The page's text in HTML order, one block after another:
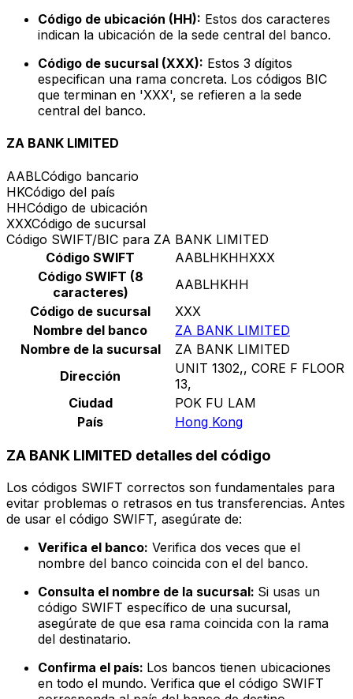
Código de ubicación (HH): Estos dos caracteres
indican la ubicación de la sede central del banco.
Código de sucursal (XXX): Estos 3 dígitos
especifican una rama concreta. Los códigos BIC
que terminan en 'XXX', se refieren a la sede
central del banco.
ZA BANK LIMITED
AABLCódigo bancario
HKCódigo del país
HHCódigo de ubicación
XXXCódigo de sucursal
Código SWIFT/BIC para ZA BANK LIMITED
Código SWIFT
AABLHKHHXXX
Código SWIFT (8
caracteres)
AABLHKHH
Código de sucursal
XXX
Nombre del banco
ZA BANK LIMITED
Nombre de la sucursal
ZA BANK LIMITED
Dirección
UNIT 1302,, CORE F FLOOR
13,
Ciudad
POK FU LAM
País
Hong Kong
ZA BANK LIMITED detalles del código
Los códigos SWIFT correctos son fundamentales para
evitar problemas o retrasos en tus transferencias. Antes
de usar el código SWIFT, asegúrate de:
Verifica el banco: Verifica dos veces que el
nombre del banco coincida con el del banco.
Consulta el nombre de la sucursal: Si usas un
código SWIFT específico de una sucursal,
asegúrate de que esa rama coincida con la rama
del destinatario.
Confirma el país: Los bancos tienen ubicaciones
en todo el mundo. Verifica que el código SWIFT